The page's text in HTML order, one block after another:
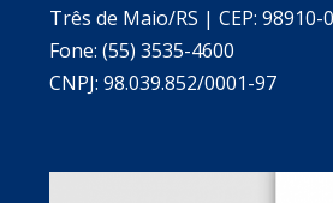
Três de Maio/RS | CEP: 98910-
Fone: (55) 3535-4600
CNPJ: 98.039.852/0001-97